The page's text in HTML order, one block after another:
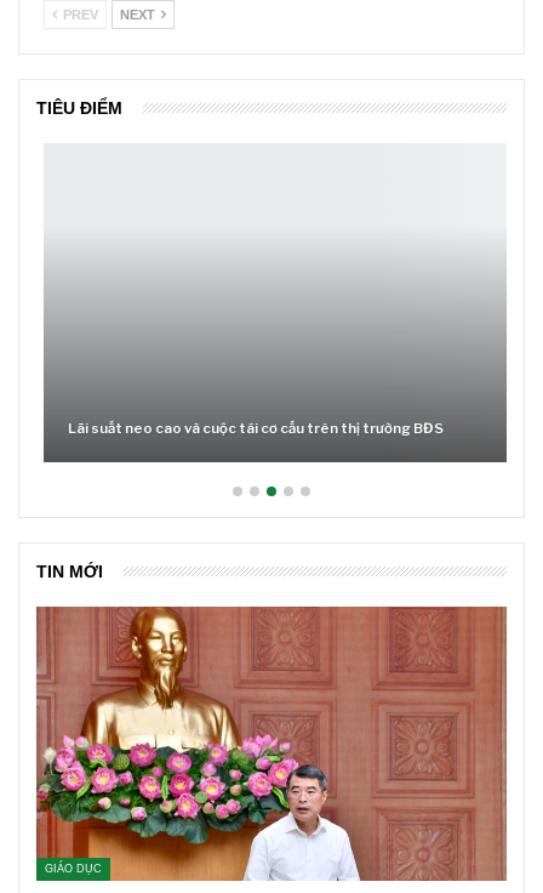
PREV NEXT
TIÊU ĐIỂM
Lãi suất neo cao và cuộc tái cơ cấu trên thị trường BĐS
TIN MỚI
GIÁO DỤC